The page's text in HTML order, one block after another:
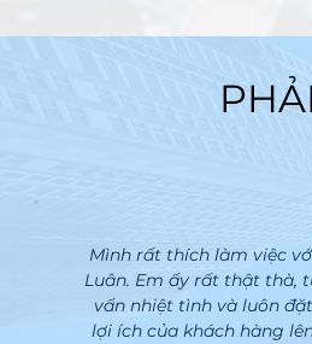
Mình rất thích làm việc
Luân. Em ấy rất thật thà,
vấn nhiệt tình và luôn đặt
lợi ích của khách hàng